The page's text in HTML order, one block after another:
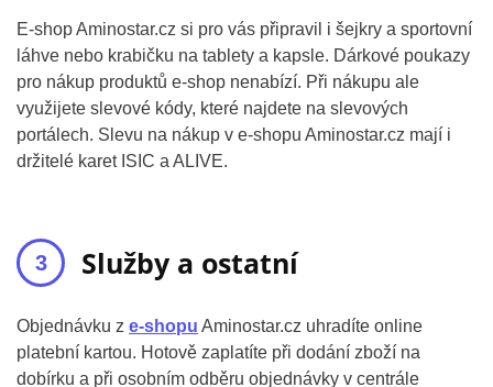
E-shop Aminostar.cz si pro vás připravil i šejkry a sportovní
láhve nebo krabičku na tablety a kapsle. Dárkové poukazy
pro nákup produktů e-shop nenabízí. Při nákupu ale
využijete slevové kódy, které najdete na slevových
portálech. Slevu na nákup v e-shopu Aminostar.cz mají i
držitelé karet ISIC a ALIVE.
Služby a ostatní
Objednávku z e-shopu Aminostar.cz uhradíte online
platební kartou. Hotově zaplatíte při dodání zboží na
dobírku a při osobním odběru objednávky v centrále